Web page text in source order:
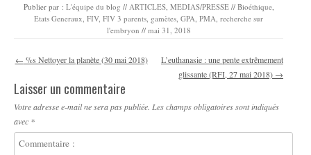
Publier par : L'équipe du blog // ARTICLES, MEDIAS/PRESSE // Bioéthique,
Etats Generaux FIV, FIV 3 parents gamètes GPA PMA recherche sur
l'embryon // mai 31, 2018
Navigation des articles
← %s Nettoyer la planète (30 mai 2018)
L’euthanasie : une pente extrêmement
glissante (RFI, 27 mai 2018) →
Laisser un commentaire
Votre adresse e-mail ne sera pas publiée. Les champs obligatoires sont indiqués
avec *